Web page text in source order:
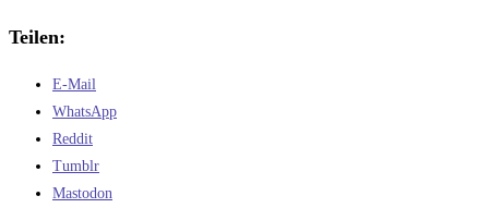
Teilen:
E-Mail
WhatsApp
Reddit
Tumblr
Mastodon